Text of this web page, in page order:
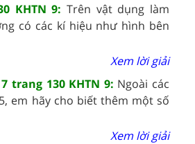
KHTN 9: Trên vật dụng làm
có các kí hiệu như hình bên
Xem lời giải
trang 130 KHTN 9: Ngoài các
em hãy cho biết thêm một số
Xem lời giải